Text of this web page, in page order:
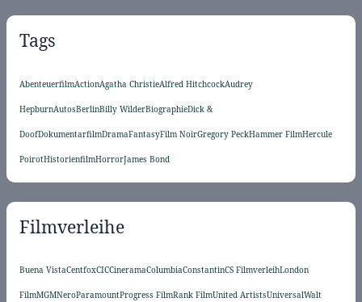
ch
Tags
AbenteuerfilmActionAgatha ChristieAlfred HitchcockAudrey
HepburnAutosBerlinBilly WilderBiographieDick &
DoofDokumentarfilmDramaFantasyFilm NoirGregory PeckHammer FilmHercule
PoirotHistorienfilmHorrorJames Bond
Filmverleihe
Buena VistaCentfoxCICCineramaColumbiaConstantinCS FilmverleihLondon
FilmMGMNeroParamountProgress FilmRank FilmUnited ArtistsUniversalWalt